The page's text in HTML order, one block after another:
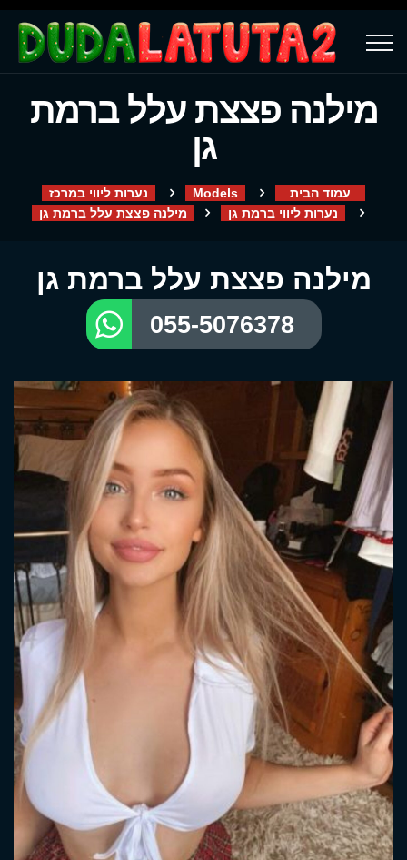
מילנה פצצת עלל ברמת
גן
עמוד הבית Models
נערות ליווי במרכז
נערות ליווי ברמת גן
מילנה פצצת עלל ברמת גן
מילנה פצצת עלל ברמת גן
055-5076378